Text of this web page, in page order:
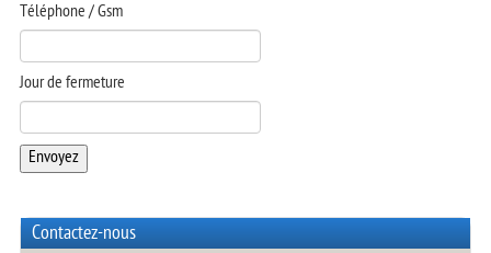
Téléphone / Gsm
Jour de fermeture
Contactez-nous